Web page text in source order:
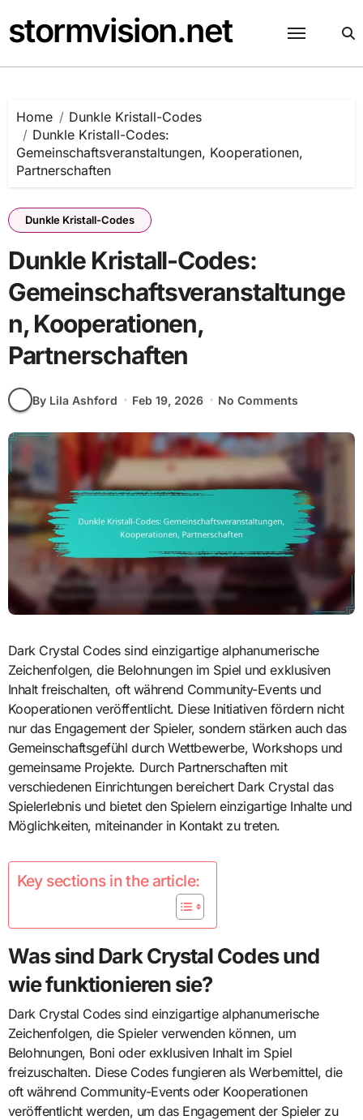
to
content
stormvision.net
Home
Dunkle Kristall-Codes
Dunkle Kristall-Codes:
Gemeinschaftsveranstaltungen, Kooperationen,
Partnerschaften
Dunkle Kristall-Codes
Dunkle Kristall-Codes:
Gemeinschaftsveranstaltunge
n, Kooperationen,
Partnerschaften
By Lila Ashford Feb 19, 2026 No Comments
Dark Crystal Codes sind einzigartige alphanumerische
Zeichenfolgen, die Belohnungen im Spiel und exklusiven
Inhalt freischalten, oft während Community-Events und
Kooperationen veröffentlicht. Diese Initiativen fördern nicht
nur das Engagement der Spieler, sondern stärken auch das
Gemeinschaftsgefühl durch Wettbewerbe, Workshops und
gemeinsame Projekte. Durch Partnerschaften mit
verschiedenen Einrichtungen bereichert Dark Crystal das
Spielerlebnis und bietet den Spielern einzigartige Inhalte und
Möglichkeiten, miteinander in Kontakt zu treten.
Key sections in the article:
Was sind Dark Crystal Codes und
wie funktionieren sie?
Dark Crystal Codes sind einzigartige alphanumerische
Zeichenfolgen, die Spieler verwenden können, um
Belohnungen, Boni oder exklusiven Inhalt im Spiel
freizuschalten. Diese Codes fungieren als Werbemittel, die
oft während Community-Events oder Kooperationen
veröffentlicht werden, um das Engagement der Spieler zu